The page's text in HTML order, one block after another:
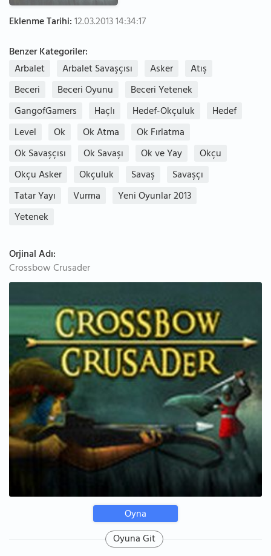
Eklenme Tarihi:12.03.2013 14:34:17
Benzer Kategoriler:
Arbalet
Arbalet Savaşçısı Asker
Atış
Beceri
Beceri Oyunu
Beceri Yetenek
GangofGamers
Haçlı Hedef-Okçuluk
Hedef
Level
Ok Ok Atma
Ok Fırlatma
Ok Savaşçısı
Ok Savaşı Ok ve Yay
Okçu
Okçu Asker
Okçuluk Savaş
Savaşçı
Tatar Yayı
Vurma
Yeni Oyunlar 2013
Yetenek
Orjinal Adı:
Crossbow Crusader
Oyna
Oyuna Git